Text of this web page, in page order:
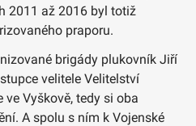
2011 až 2016 byl totiž
praporu.
brigády plukovník Jiří
velitele Velitelství
Vyškově, tedy si oba
A spolu s ním k Vojenské